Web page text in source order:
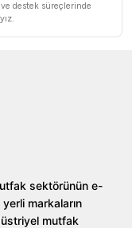
destek süreçlerinde
sektörünün e-
markaların
mutfak